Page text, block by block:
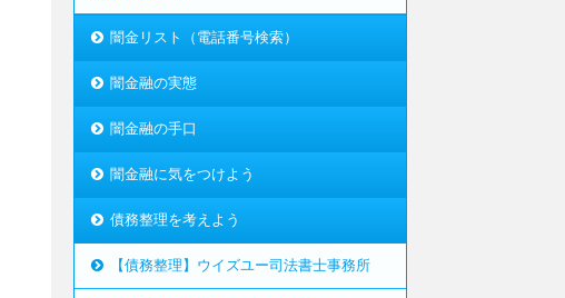
闇金リスト（電話番号検索）
闇金融の実態
闇金融の手口
闇金融に気をつけよう
債務整理を考えよう
【債務整理】ウイズユー司法書士事務所